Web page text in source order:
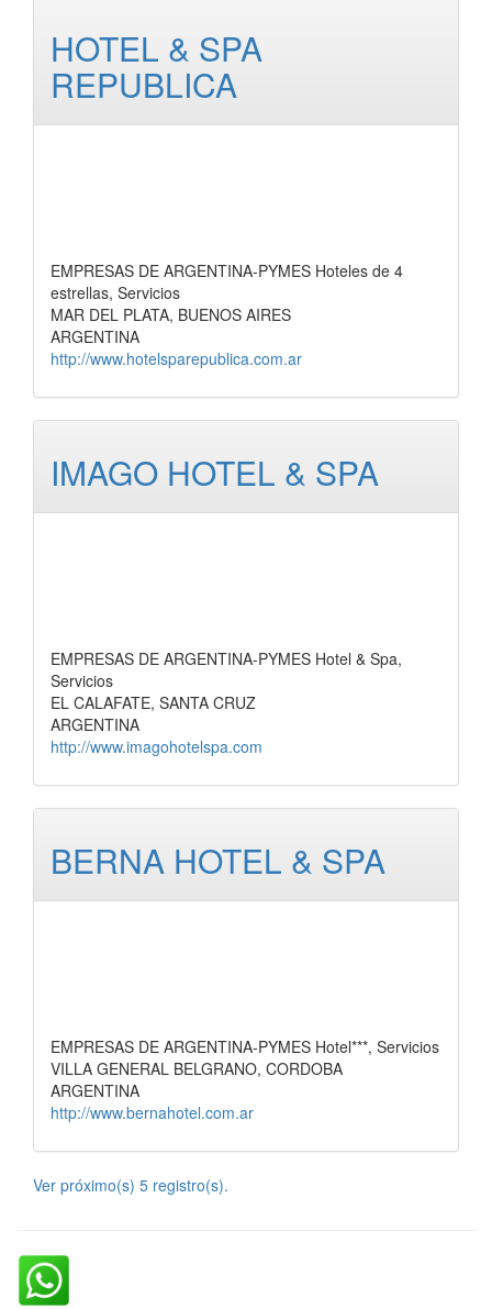
HOTEL & SPA
REPUBLICA
EMPRESAS DE ARGENTINA-PYMES Hoteles de 4
estrellas, Servicios
MAR DEL PLATA, BUENOS AIRES
ARGENTINA
http://www.hotelsparepublica.com.ar
IMAGO HOTEL & SPA
EMPRESAS DE ARGENTINA-PYMES Hotel & Spa,
Servicios
EL CALAFATE, SANTA CRUZ
ARGENTINA
http://www.imagohotelspa.com
BERNA HOTEL & SPA
EMPRESAS DE ARGENTINA-PYMES Hotel***, Servicios
VILLA GENERAL BELGRANO, CORDOBA
ARGENTINA
http://www.bernahotel.com.ar
Ver próximo(s) 5 registro(s).